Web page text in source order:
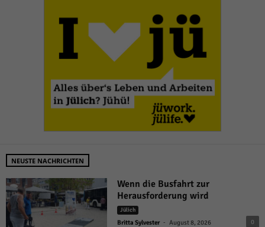
NEUSTE NACHRICHTEN
Wenn die Busfahrt zur
Herausforderung wird
Jülich
Britta Sylvester - August 8, 2026 0